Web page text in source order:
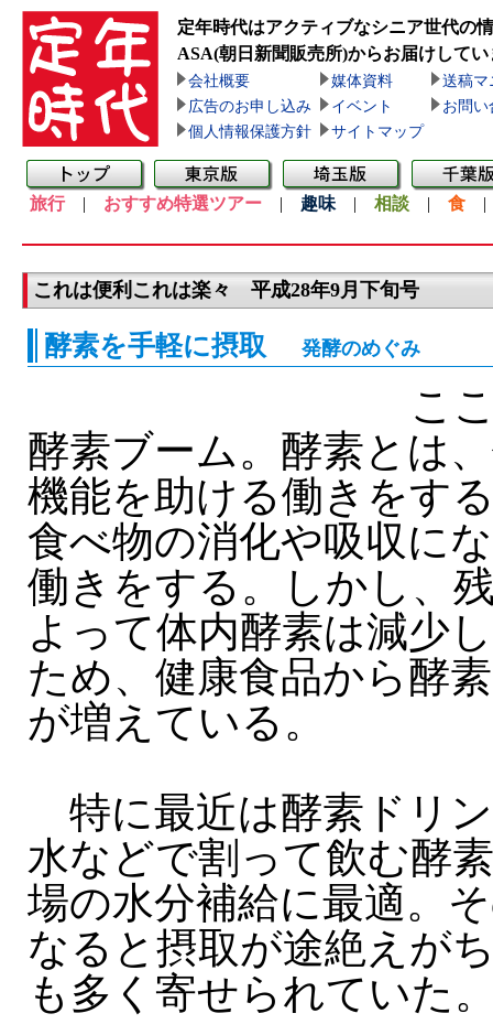
定年時代はアクティブなシニア世代の
ASA(朝日新聞販売所)からお届けしてい
会社概要 媒体資料
送稿マ
広告のお申し込み
イベント
お問い
個人情報保護方針
サイトマップ
旅行| おすすめ特選ツアー | 趣味 | 相談 | 食
これは便利これは楽々 平成28年9月下旬号
酵素を手軽に摂取 発酵のめぐみ
ここ
酵素ブーム。酵素とは
機能を助ける働きをす
食べ物の消化や吸収に
働きをする。しかし、
よって体内酵素は減少
ため、健康食品から酵
が増えている。
特に最近は酵素ドリ
水などで割って飲む酵
場の水分補給に最適。
なると摂取が途絶えが
も多く寄せられていた